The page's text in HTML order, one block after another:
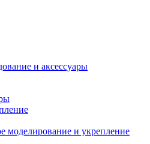
и аксессуары
моделирование и укрепление